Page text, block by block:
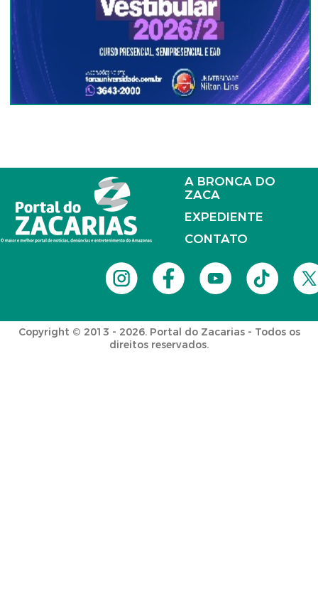
A BRONCA DO
ZACA
EXPEDIENTE
CONTATO
Copyright © 2013 - 2026. Portal do Zacarias - Todos os
direitos reservados.